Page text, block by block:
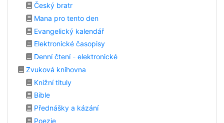
Český bratr
Mana pro tento den
Evangelický kalendář
Elektronické časopisy
Denní čtení - elektronické
Zvuková knihovna
Knižní tituly
Bible
Přednášky a kázání
Poezie